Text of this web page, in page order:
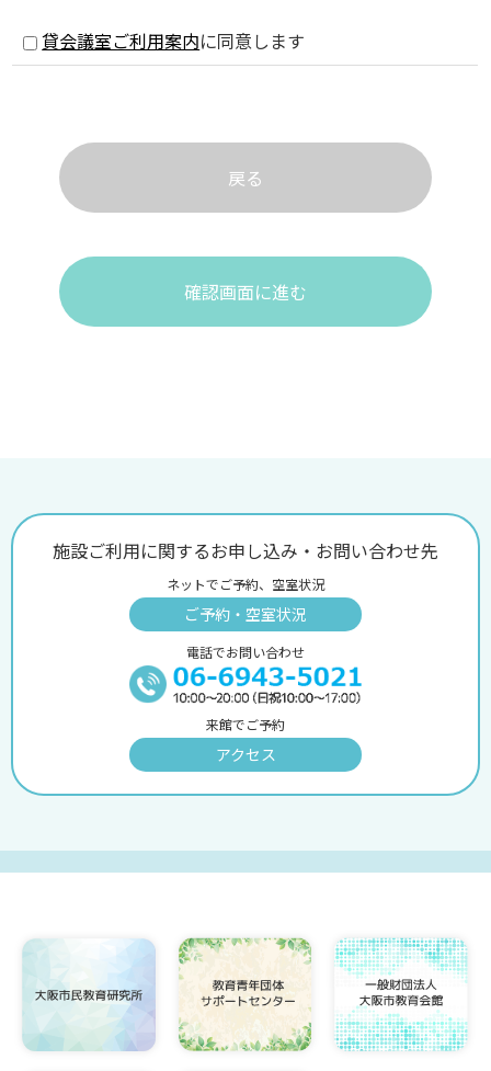
貸会議室ご利用案内に同意します
戻る
確認画面に進む
施設ご利用に関するお申し込み・お問い合わせ先
ネットでご予約、空室状況
ご予約・空室状況
電話でお問い合わせ
来館でご予約
アクセス